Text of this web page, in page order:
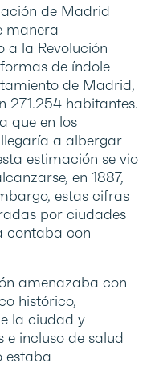
de Madrid
manera
a la Revolución
de índole
de Madrid,
271.254 habitantes.
que en los
a albergar
estimación se vio
en 1887,
estas cifras
por ciudades
contaba con
amenazaba con
histórico,
la ciudad y
e incluso de salud
estaba